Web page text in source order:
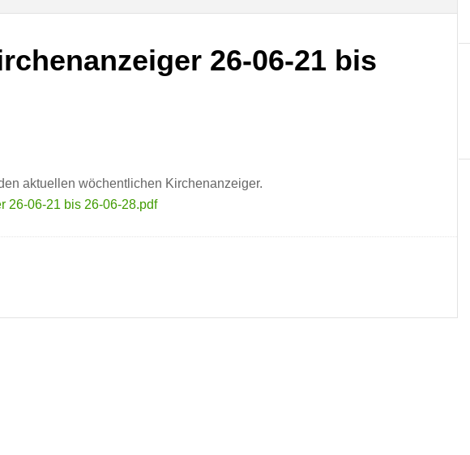
26-06-21 bis
aktuellen wöchentlichen Kirchenanzeiger.
26-06-21 bis 26-06-28.pdf